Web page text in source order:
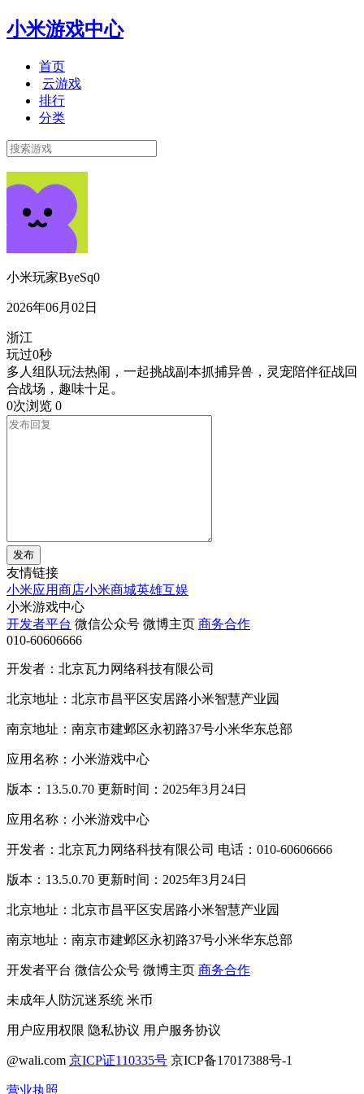
小米游戏中心
首页
云游戏
排行
分类
小米玩家ByeSq0
2026年06月02日
浙江
玩过0秒
多人组队玩法热闹，一起挑战副本抓捕异兽，灵宠陪伴征战回
合战场，趣味十足。
0次浏览 0
发布
友情链接
小米应用商店小米商城英雄互娱
小米游戏中心
开发者平台 微信公众号 微博主页 商务合作
010-60606666
开发者：北京瓦力网络科技有限公司
北京地址：北京市昌平区安居路小米智慧产业园
南京地址：南京市建邺区永初路37号小米华东总部
应用名称：小米游戏中心
版本：13.5.0.70 更新时间：2025年3月24日
应用名称：小米游戏中心
开发者：北京瓦力网络科技有限公司 电话：010-60606666
版本：13.5.0.70 更新时间：2025年3月24日
北京地址：北京市昌平区安居路小米智慧产业园
南京地址：南京市建邺区永初路37号小米华东总部
开发者平台 微信公众号 微博主页 商务合作
未成年人防沉迷系统 米币
用户应用权限 隐私协议 用户服务协议
@wali.com 京ICP证110335号 京ICP备17017388号-1
营业执照